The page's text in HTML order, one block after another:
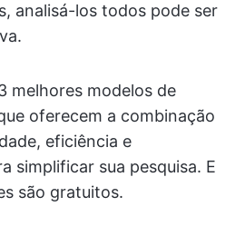
analisá-los todos pode ser
melhores modelos de
oferecem a combinação
eficiência e
simplificar sua pesquisa. E
são gratuitos.